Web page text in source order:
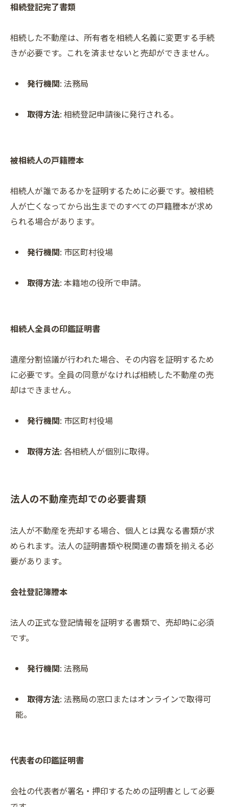
相続登記完了書類
相続した不動産は、所有者を相続人名義に変更する手続
きが必要です。これを済ませないと売却ができません。
発行機関: 法務局
取得方法: 相続登記申請後に発行される。
被相続人の戸籍謄本
相続人が誰であるかを証明するために必要です。被相続
人が亡くなってから出生までのすべての戸籍謄本が求め
られる場合があります。
発行機関: 市区町村役場
取得方法: 本籍地の役所で申請。
相続人全員の印鑑証明書
遺産分割協議が行われた場合、その内容を証明するため
に必要です。全員の同意がなければ相続した不動産の売
却はできません。
発行機関: 市区町村役場
取得方法: 各相続人が個別に取得。
法人の不動産売却での必要書類
法人が不動産を売却する場合、個人とは異なる書類が求
められます。法人の証明書類や税関連の書類を揃える必
要があります。
会社登記簿謄本
法人の正式な登記情報を証明する書類で、売却時に必須
です。
発行機関: 法務局
取得方法: 法務局の窓口またはオンラインで取得可
能。
代表者の印鑑証明書
会社の代表者が署名・押印するための証明書として必要